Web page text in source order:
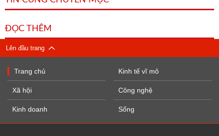
ĐỌC THÊM
Lên đầu trang
Trang chủ
Xã hội
Kinh doanh
Kinh tế vĩ mô
Công nghệ
Sống